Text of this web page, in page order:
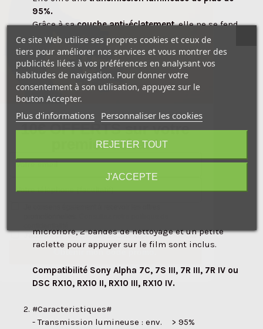
95%.
Grâce à sacouche anti-éclatement, elle ne se fend
pas et offre une protection supplémentaire à l'écran
de votre appareil photo.
Cette protection d'écran estcompatible avec les
écrans tactiles.
Facile a installer, leMAS LCD AR Protector
appliqué rapidement et adhère par absorption
électrostatique.
Avant d'apposer le film, il est nécessaire de bien
microfibre, 2 bandes de nettoyage et un petite
raclette pour appuyer sur le film sont inclus.
Compatibilité Sony Alpha 7C, 7S III, 7R III, 7R IV ou
DSC RX10, RX10 II, RX10 III, RX10 IV.
#Caracteristiques#
- Transmission lumineuse : env. > 95%
Ce site Web utilise ses propres cookies et ceux de
tiers pour améliorer nos services et vous montrer des
publicités liées à vos préférences en analysant vos
habitudes de navigation. Pour donner votre
consentement à son utilisation, appuyez sur le
bouton Accepter.
Plus d'informations Personnaliser les cookies
REJETER TOUT
J'ACCEPTE
10€ OFFERTS sur votre
premier achat !
J'accepte de recevoir des SMS de la part de la marque.
Obtenir mon code promo.